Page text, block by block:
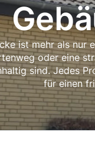
ist mehr als nur
oder eine
sind. Jedes
für einen